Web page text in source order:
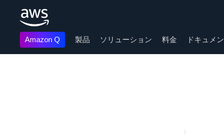
Amazon Q 製品 ソリューション 料金 ドキュメ